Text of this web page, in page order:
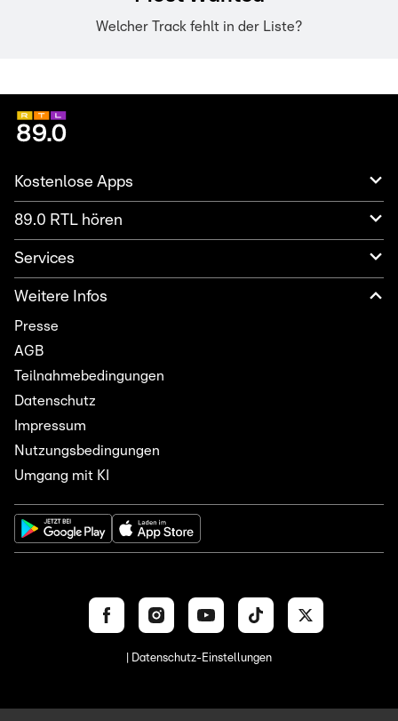
Welcher Track fehlt in der Liste?
Kostenlose Apps
89.0 RTL hören
Services
Weitere Infos
Presse
AGB
Teilnahmebedingungen
Datenschutz
Impressum
Nutzungsbedingungen
Umgang mit KI
| Datenschutz-Einstellungen